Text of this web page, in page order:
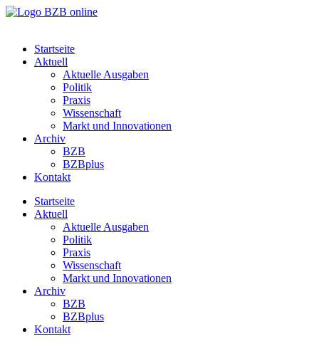
Startseite
Aktuell
Aktuelle Ausgaben
Politik
Praxis
Wissenschaft
Markt und Innovationen
Archiv
BZB
BZBplus
Kontakt
Startseite
Aktuell
Aktuelle Ausgaben
Politik
Praxis
Wissenschaft
Markt und Innovationen
Archiv
BZB
BZBplus
Kontakt